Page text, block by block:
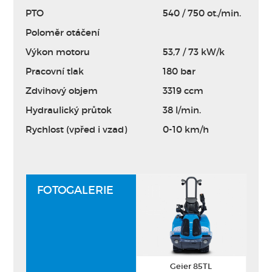
PTO
540 / 750 ot./min.
Poloměr otáčení
Výkon motoru
53,7 / 73 kW/k
Pracovní tlak
180 bar
Zdvihový objem
3319 ccm
Hydraulický průtok
38 l/min.
Rychlost (vpřed i vzad)
0-10 km/h
FOTOGALERIE
Geier 85TL